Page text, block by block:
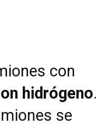
con
hidrógeno.
se